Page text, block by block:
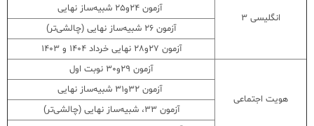
انگلیسی ۳
آزمون 24و25 شبیه‌ساز نهایی
آزمون 26 شبیه‌ساز نهایی (چالشی‌تر)
آزمون 27و28 نهایی خرداد 1404 و 1403
هویت اجتماعی
آزمون 29و30 نوبت اول
آزمون 32و31 شبیه‌ساز نهایی
آزمون 33، شبیه‌ساز نهایی (چالشی‌تر)